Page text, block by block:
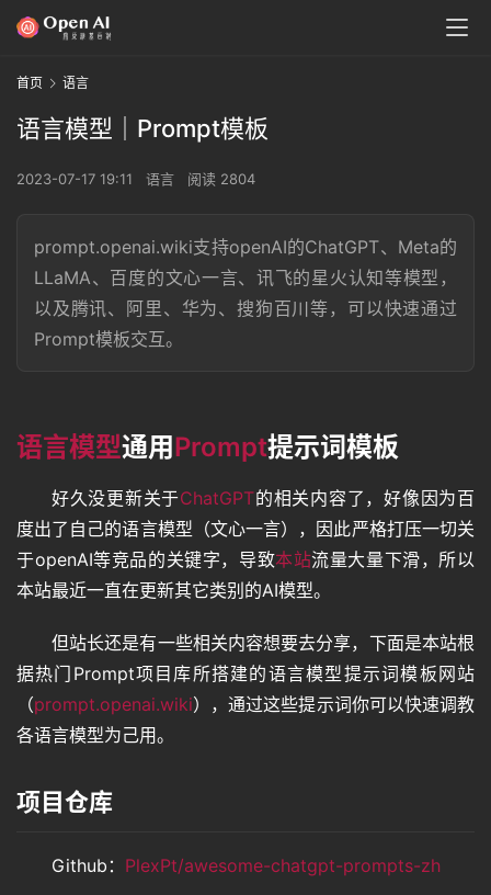
首页 语言
语言模型｜Prompt模板
2023-07-17 19:11 语言 阅读 2804
prompt.openai.wiki支持openAI的ChatGPT、Meta的
LLaMA、百度的文心一言、讯飞的星火认知等模型，
以及腾讯、阿里、华为、搜狗百川等，可以快速通过
Prompt模板交互。
语言模型通用 Prompt提示词模板
好久没更新关于ChatGPT的相关内容了，好像因为百
度出了自己的语言模型（文心一言），因此严格打压一切关
于openAI等竞品的关键字，导致本站流量大量下滑，所以
本站最近一直在更新其它类别的AI模型。
但站长还是有一些相关内容想要去分享，下面是本站根
据热门Prompt项目库所搭建的语言模型提示词模板网站
（prompt.openai.wiki），通过这些提示词你可以快速调教
各语言模型为己用。
项目仓库
Github： PlexPt/awesome-chatgpt-prompts-zh